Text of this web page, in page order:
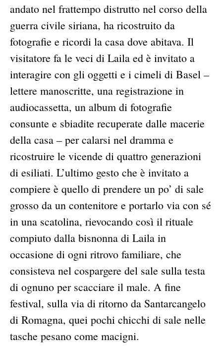
andato nel frattempo distrutto nel corso della
guerra civile siriana, ha ricostruito da
fotografie e ricordi la casa dove abitava. Il
visitatore fa le veci di Laila ed è invitato a
interagire con gli oggetti e i cimeli di Basel –
lettere manoscritte, una registrazione in
audiocassetta, un album di fotografie
consunte e sbiadite recuperate dalle macerie
della casa – per calarsi nel dramma e
ricostruire le vicende di quattro generazioni
di esiliati. L’ultimo gesto che è invitato a
compiere è quello di prendere un po’ di sale
grosso da un contenitore e portarlo via con sé
in una scatolina, rievocando così il rituale
compiuto dalla bisnonna di Laila in
occasione di ogni ritrovo familiare, che
consisteva nel cospargere del sale sulla testa
di ognuno per scacciare il male. A fine
festival, sulla via di ritorno da Santarcangelo
di Romagna, quei pochi chicchi di sale nelle
tasche pesano come macigni.